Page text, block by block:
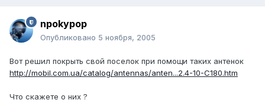
npokypop
Опубликовано 5 ноября, 2005
Вот решил покрыть свой поселок при помощи таких антенок
http://mobil.com.ua/catalog/antennas/anten...2.4-10-C180.htm
Что скажете о них ?